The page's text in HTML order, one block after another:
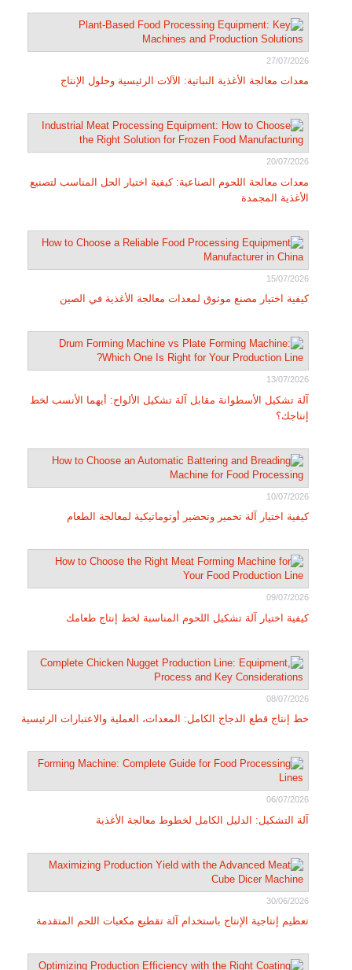
27/07/2026
معدات معالجة الأغذية النباتية: الآلات الرئيسية وحلول الإنتاج
20/07/2026
معدات معالجة اللحوم الصناعية: كيفية اختيار الحل المناسب لتصنيع
الأغذية المجمدة
15/07/2026
كيفية اختيار مصنع موثوق لمعدات معالجة الأغذية في الصين
13/07/2026
آلة تشكيل الأسطوانة مقابل آلة تشكيل الألواح: أيهما الأنسب لخط
إنتاجك؟
10/07/2026
كيفية اختيار آلة تخمير وتحضير أوتوماتيكية لمعالجة الطعام
09/07/2026
كيفية اختيار آلة تشكيل اللحوم المناسبة لخط إنتاج طعامك
08/07/2026
خط إنتاج قطع الدجاج الكامل: المعدات، العملية والاعتبارات الرئيسية
06/07/2026
آلة التشكيل: الدليل الكامل لخطوط معالجة الأغذية
30/06/2026
تعظيم إنتاجية الإنتاج باستخدام آلة تقطيع مكعبات اللحم المتقدمة